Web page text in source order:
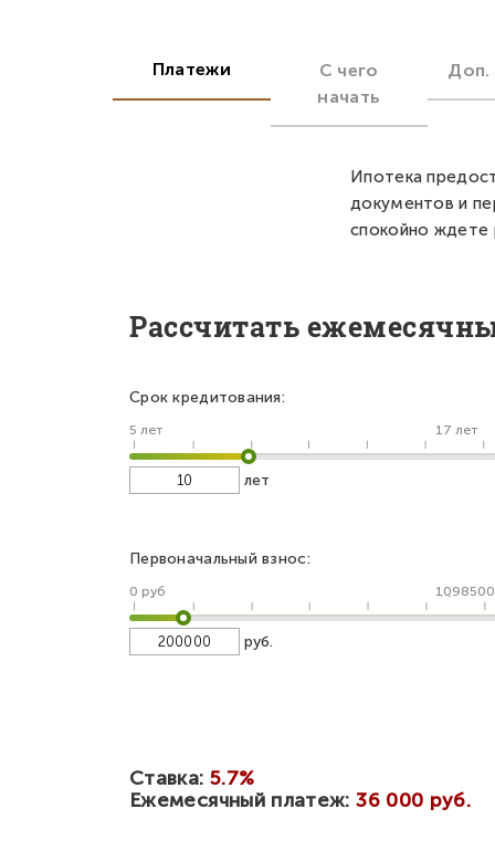
Платежи
С чего
начать
Доп.
Ипотека
документов и
спокойно ждете
Рассчитать
Срок кредитования:
5 лет 17 лет
лет
Первоначальный взнос:
0 руб
руб.
Ставка: 5.7%
Ежемесячный платеж:36 000 руб.